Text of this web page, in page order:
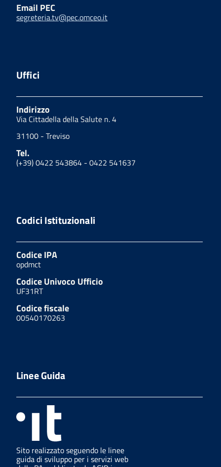
Email PEC
segreteria.tv@pec.omceo.it
Uffici
Indirizzo
Via Cittadella della Salute n. 4
31100 - Treviso
Tel.
(+39) 0422 543864 - 0422 541637
Codici Istituzionali
Codice IPA
opdmct
Codice Univoco Ufficio
UF31RT
Codice fiscale
00540170263
Linee Guida
Sito realizzato seguendo le linee
guida di sviluppo per i servizi web